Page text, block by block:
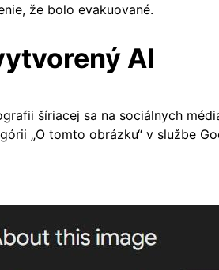
že bolo evakuované.
AI
šíriacej sa na sociálnych
„O tomto obrázku“ v službe